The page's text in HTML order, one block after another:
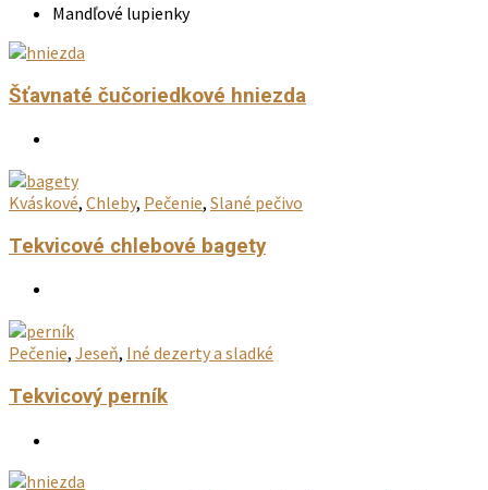
Mandľové lupienky
Šťavnaté čučoriedkové hniezda
Kváskové, Chleby, Pečenie, Slané pečivo
Tekvicové chlebové bagety
Pečenie, Jeseň, Iné dezerty a sladké
Tekvicový perník